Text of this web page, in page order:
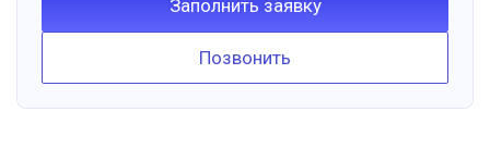
Заполнить заявку
Позвонить